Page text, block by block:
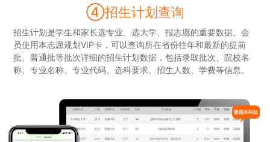
④招生计划查询
招生计划是学生和家长选专业、选大学、报志愿的重要数据。会
员使用本志愿规划VIP卡，可以查询所在省份往年和最新的提前
批、普通批等批次详细的招生计划数据，包括录取批次、院校名
称、专业名称、专业代码、选科要求、招生人数、学费等信息。